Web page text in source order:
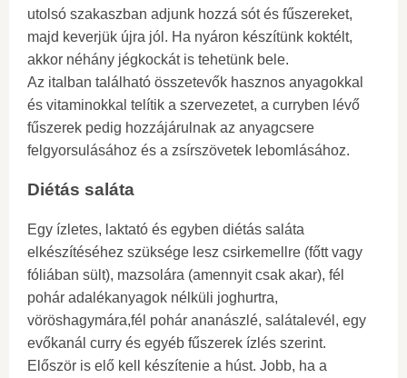
utolsó szakaszban adjunk hozzá sót és fűszereket,
majd keverjük újra jól. Ha nyáron készítünk koktélt,
akkor néhány jégkockát is tehetünk bele.
Az italban található összetevők hasznos anyagokkal
és vitaminokkal telítik a szervezetet, a curryben lévő
fűszerek pedig hozzájárulnak az anyagcsere
felgyorsulásához és a zsírszövetek lebomlásához.
Diétás saláta
Egy ízletes, laktató és egyben diétás saláta
elkészítéséhez szüksége lesz csirkemellre (főtt vagy
fóliában sült), mazsolára (amennyit csak akar), fél
pohár adalékanyagok nélküli joghurtra,
vöröshagymára,fél pohár ananászlé, salátalevél, egy
evőkanál curry és egyéb fűszerek ízlés szerint.
Először is elő kell készítenie a húst. Jobb, ha a